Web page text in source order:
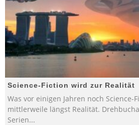
Science-Fiction wird zur Realität
Was vor einigen Jahren noch Science-
mittlerweile längst Realität.
Serien...